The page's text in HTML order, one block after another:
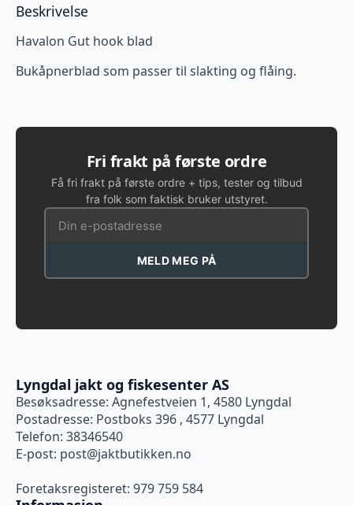
Beskrivelse
Havalon Gut hook blad
Bukåpnerblad som passer til slakting og flåing.
Fri frakt på første ordre
Få fri frakt på første ordre + tips, tester og tilbud
fra folk som faktisk bruker utstyret.
MELD MEG PÅ
Lyngdal jakt og fiskesenter AS
Besøksadresse: Agnefestveien 1, 4580 Lyngdal
Postadresse: Postboks 396 , 4577 Lyngdal
Telefon: 38346540
E-post: post@jaktbutikken.no
Foretaksregisteret: 979 759 584